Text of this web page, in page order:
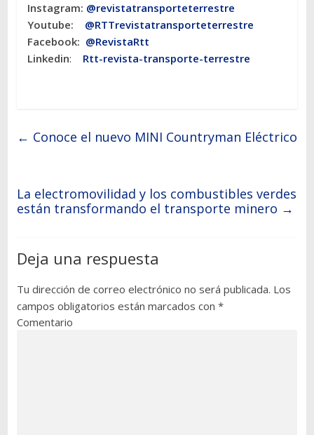
Instagram: @revistatransporteterrestre
Youtube: @RTTrevistatransporteterrestre
Facebook: @RevistaRtt
Linkedin: Rtt-revista-transporte-terrestre
← Conoce el nuevo MINI Countryman Eléctrico
La electromovilidad y los combustibles verdes
están transformando el transporte minero →
Deja una respuesta
Tu dirección de correo electrónico no será publicada. Los
campos obligatorios están marcados con *
Comentario